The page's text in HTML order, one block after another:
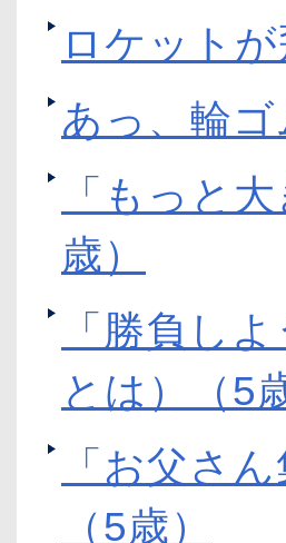
ロケット
あっ、輪
「もっと
歳）
「勝負し
とは）（5
「お父さ
（5歳）